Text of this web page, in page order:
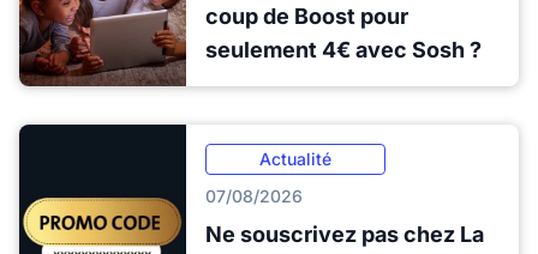
coup de Boost pour
seulement 4€ avec Sosh ?
Actualité
07/08/2026
Ne souscrivez pas chez La